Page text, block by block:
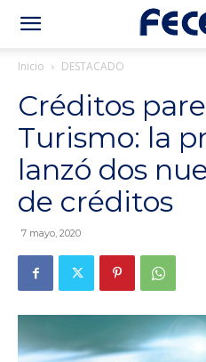
Inicio DESTACADO
Créditos
Turismo: la
lanzó dos
de créditos
7 mayo, 2020